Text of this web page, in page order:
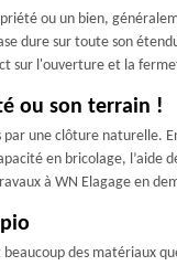
ou un bien,
dure sur toute son
sur l'ouverture et la
ou son terrain !
une clôture naturelle.
en bricolage,
à WN Elagage en
des matériaux